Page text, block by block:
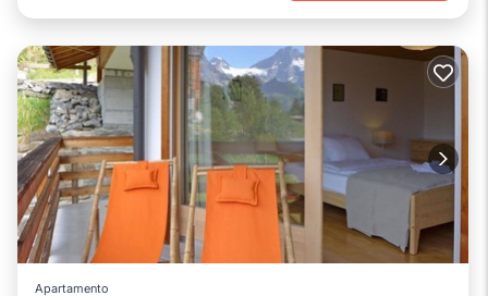
Apartamento